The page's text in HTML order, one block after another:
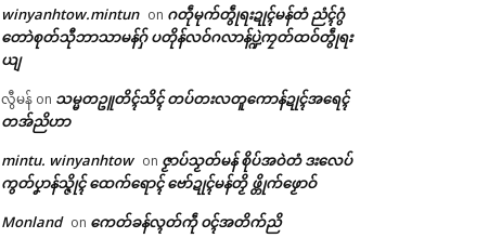
winyanhtow.mintun on ဂတဵုမုက်တွဵုရးဍုၚ်မန်တံ ညံၚ်ဂွံ
တောဲစုတ်သီုဘာသာမန်ဂှ် ပတိုန်လဝ်ဂလာန်ပ္ဍဲကၠတ်ထဝ်တွဵုရး
ယျ
လွီမန် on သမ္မတဥူတိၚ်သိၚ် တပ်တးလတူကောန်ဍုၚ်အရေၚ်
တအ်ညိဟာ
mintu. winyanhtow on ဇၟာပ်သၟတ်မန် စိုပ်အဝဲတံ ဒးလေပ်
ကွတ်ပၞာန်သ္ဇိုၚ် ထေက်ရောၚ် ဗော်ဍုၚ်မန်တၟိ ဖ္တိုက်ဖၟောဝ်
Monland on ကေတ်ခန်လ္ၚတ်ကဵု ၀ၚ်အတိက်ညိ